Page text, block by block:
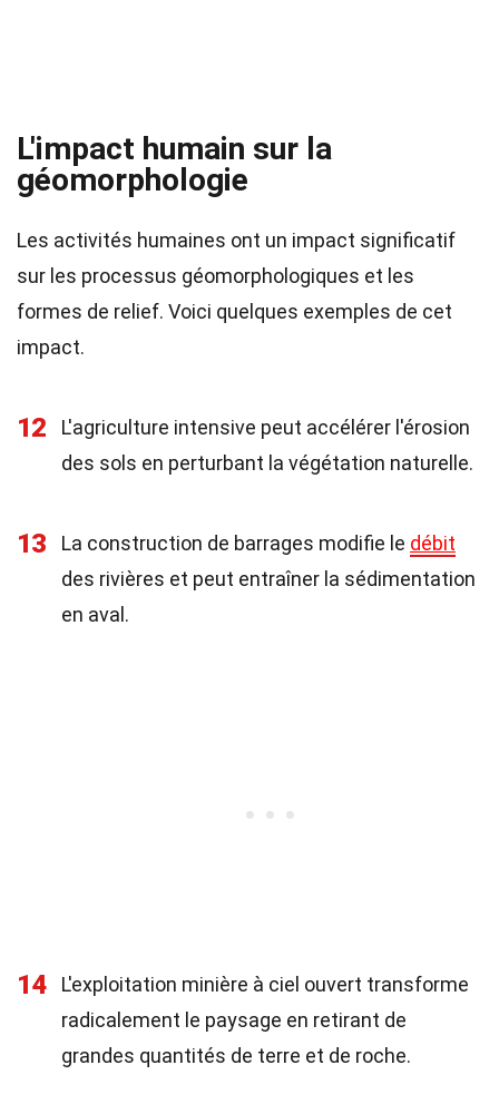
L'impact humain sur la
géomorphologie
Les activités humaines ont un impact significatif
sur les processus géomorphologiques et les
formes de relief. Voici quelques exemples de cet
impact.
12
L'agriculture intensive peut accélérer l'érosion
des sols en perturbant la végétation naturelle.
13 La construction de barrages modifie le débit
des rivières et peut entraîner la sédimentation
en aval.
14
L'exploitation minière à ciel ouvert transforme
radicalement le paysage en retirant de
grandes quantités de terre et de roche.